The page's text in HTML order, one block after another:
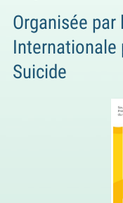
Organisée par
Internationale
Suicide